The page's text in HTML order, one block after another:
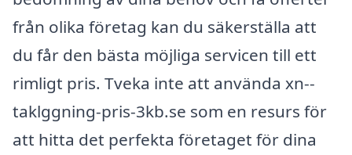
från olika företag kan du säkerställa att
du får den bästa möjliga servicen till ett
rimligt pris. Tveka inte att använda xn--
taklggning-pris-3kb.se som en resurs för
att hitta det perfekta företaget för dina